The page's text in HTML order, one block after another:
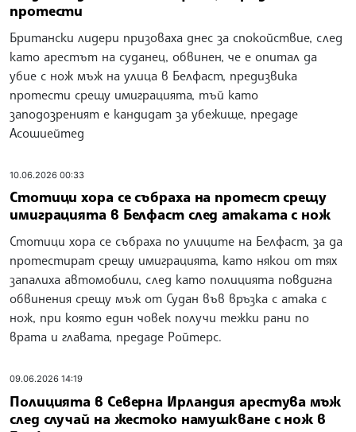
протести
Британски лидери призоваха днес за спокойствие, след
като арестът на суданец, обвинен, че е опитал да
убие с нож мъж на улица в Белфаст, предизвика
протести срещу имиграцията, тъй като
заподозреният е кандидат за убежище, предаде
Асошиейтед
10.06.2026 00:33
Стотици хора се събраха на протест срещу
имиграцията в Белфаст след атаката с нож
Стотици хора се събраха по улиците на Белфаст, за да
протестират срещу имиграцията, като някои от тях
запалиха автомобили, след като полицията повдигна
обвинения срещу мъж от Судан във връзка с атака с
нож, при която един човек получи тежки рани по
врата и главата, предаде Ройтерс.
09.06.2026 14:19
Полицията в Северна Ирландия арестува мъж
след случай на жестоко намушкване с нож в